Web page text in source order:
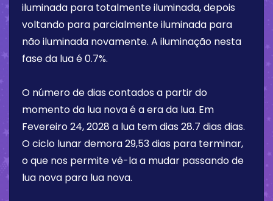
iluminada para totalmente iluminada, depois
voltando para parcialmente iluminada para
não iluminada novamente. A iluminação nesta
fase da lua é0.7%.
O número de dias contados a partir do
momento da lua nova é a era da lua. Em
Fevereiro 24, 2028 a lua tem dias 28.7 dias dias.
O ciclo lunar demora 29,53 dias para terminar,
o que nos permite vê-la a mudar passando de
lua nova para lua nova.